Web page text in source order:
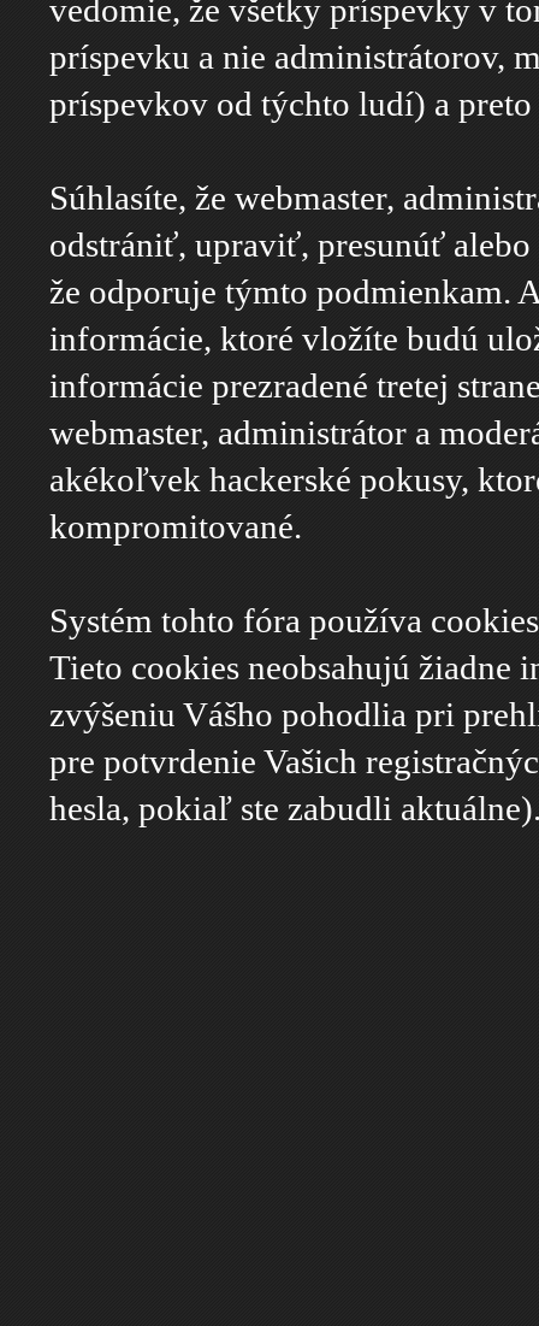
vedomie, že všetky príspevky v
príspevku a nie administrátorov,
príspevkov od týchto ludí) a
Súhlasíte, že webmaster,
odstrániť, upraviť, presunúť
že odporuje týmto podmienkam.
informácie, ktoré vložíte budú
informácie prezradené tretej
webmaster, administrátor a
akékoľvek hackerské pokusy,
kompromitované.
Systém tohto fóra používa
Tieto cookies neobsahujú žiadne
zvýšeniu Vášho pohodlia pri
pre potvrdenie Vašich
hesla, pokiaľ ste zabudli